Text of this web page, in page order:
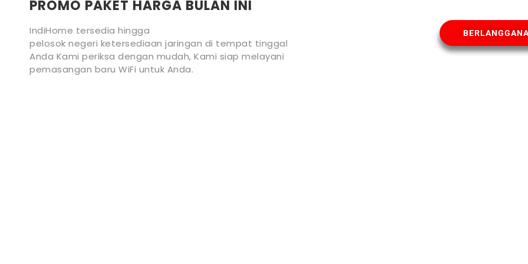
PROMO PAKET HARGA BULAN INI
IndiHome tersedia hingga
pelosok negeri ketersediaan jaringan di tempat tinggal
Anda Kami periksa dengan mudah, Kami siap melayani
pemasangan baru WiFi untuk Anda.